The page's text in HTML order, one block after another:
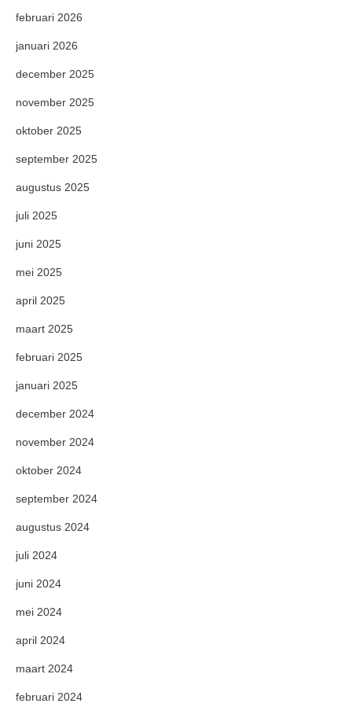
februari 2026
januari 2026
december 2025
november 2025
oktober 2025
september 2025
augustus 2025
juli 2025
juni 2025
mei 2025
april 2025
maart 2025
februari 2025
januari 2025
december 2024
november 2024
oktober 2024
september 2024
augustus 2024
juli 2024
juni 2024
mei 2024
april 2024
maart 2024
februari 2024